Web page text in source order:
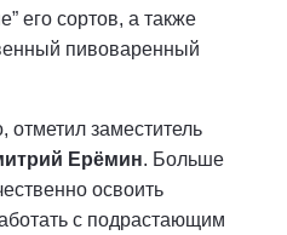
его сортов, а также
пивоваренный
заместитель
Ерёмин. Больше
освоить
с подрастающим